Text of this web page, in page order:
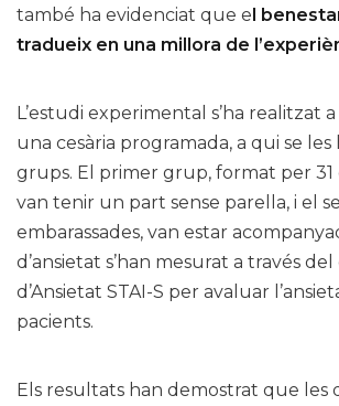
també ha evidenciat que el
tradueix en una millora de
L’estudi experimental s’ha realitzat
una cesària programada, a qui se
grups. El primer grup, format per 31
van tenir un part sense parella, i el
embarassades, van estar
d’ansietat s’han mesurat a través
d’Ansietat STAI-S per avaluar
pacients.
Els resultats han demostrat que les